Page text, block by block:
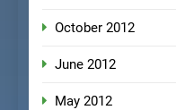
October 2012
June 2012
May 2012